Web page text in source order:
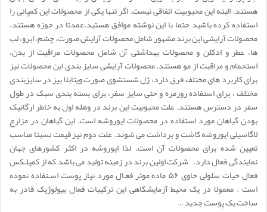
هستند. البته این محبوبیت اتفاقی نیست. اگر تنها یکی از محصولات این کمپانی را
استفاده کرده باشید حتما با این نوشته موافق هستید.عمدتا در حوزه هستند.
محصولات آرایشی این برند مشهور شامل محصولات آرایش صورت، چشم، ابرو، لب
ها، عطر و ادکلن و محصولات بهداشتی آن شامل محصولات مراقبت از بدن،
استحمام و مراقبت از مو هستند. محصولات آرایشی سایز بندی این محصولات نیز
برای کاربرد های مختلف فرق دارد، ژل شستشوی صورت ویتابلا بیز در سایزبندی
مختلف ، برای استفاده روزمره و حتی سایز سفر، برای بسته بندی سبک در طول
سفر در دسترس هستند. علت محبوبیت این برند در وهله اول به خاطر ارگانیک
بودن گیاهان مورد استفاده در محصولات ایوروشه است. این گیاهان در مزارع
لاگاسیلی ایوروشه کاشت و برداشت می شوند. علت دوم نیز قیمت نسبتا مناسب
تعیین شده برای محصولات آن است. لذا ایوروشه در اکثر کشورهای جهان
نمایندگی فعال دارد. شرکت اولین برند در زمینه تولید می باشد که از کمپلـکس
فعال حیات سلولی حاوی ۵۶ ماده موثر فعـال مورد نیاز پوست اسـتفاده نموده
است . معمولا در یک محیط آزمایشگاهی این ترکیبات فعال بیولوژیک قادر به
ساخت یک پوست جدید …